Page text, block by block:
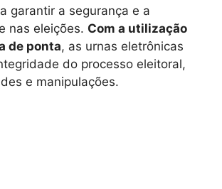
garantir a segurança e a
nas eleições. Com a utilização
de ponta, as urnas eletrônicas
do processo eleitoral,
e manipulações.